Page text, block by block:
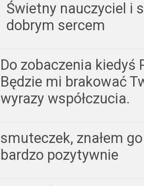
Świetny nauczyciel i
dobrym sercem
Do zobaczenia kiedyś
Będzie mi brakować
wyrazy współczucia.
smuteczek, znałem
bardzo pozytywnie